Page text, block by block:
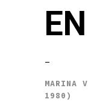
–
MARINA
1980)